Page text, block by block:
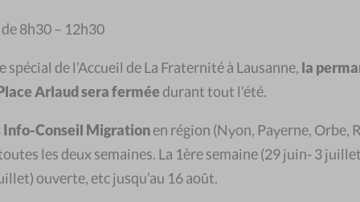
Vaud par deux clubs de tricot – les
demandé 15 à 20 heures de travail. Elles
de laine de 115 m !
8h30 – 12h30
spécial de l’Accueil de La Fraternité à Lausanne, la
Arlaud sera ferméedurant tout l’été.
Info-Conseil Migrationen région (Nyon, Payerne, Orbe,
les deux semaines. La 1ère semaine (29 juin- 3
ouverte, etc jusqu’au 16 août.